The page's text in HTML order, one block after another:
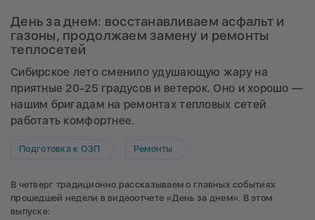
День за днем: восстанавливаем асфальт и
газоны, продолжаем замену и ремонты
теплосетей
Сибирское лето сменило удушающую жару на
приятные 20-25 градусов и ветерок. Оно и хорошо —
нашим бригадам на ремонтах тепловых сетей
работать комфортнее.
Подготовка к ОЗП Ремонты
В четверг традиционно рассказываем о главных событиях
прошедшей недели в видеоотчете «День за днем». В этом
выпуске: